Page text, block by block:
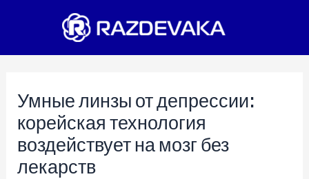
Умные линзы от депрессии:
корейская технология
воздействует на мозг без
лекарств